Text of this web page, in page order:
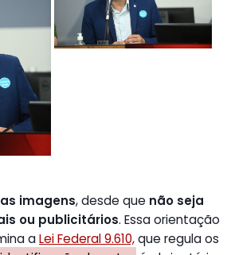
imagens, desde que não seja
ou publicitários. Essa orientação
aLei Federal 9.610,que regula os